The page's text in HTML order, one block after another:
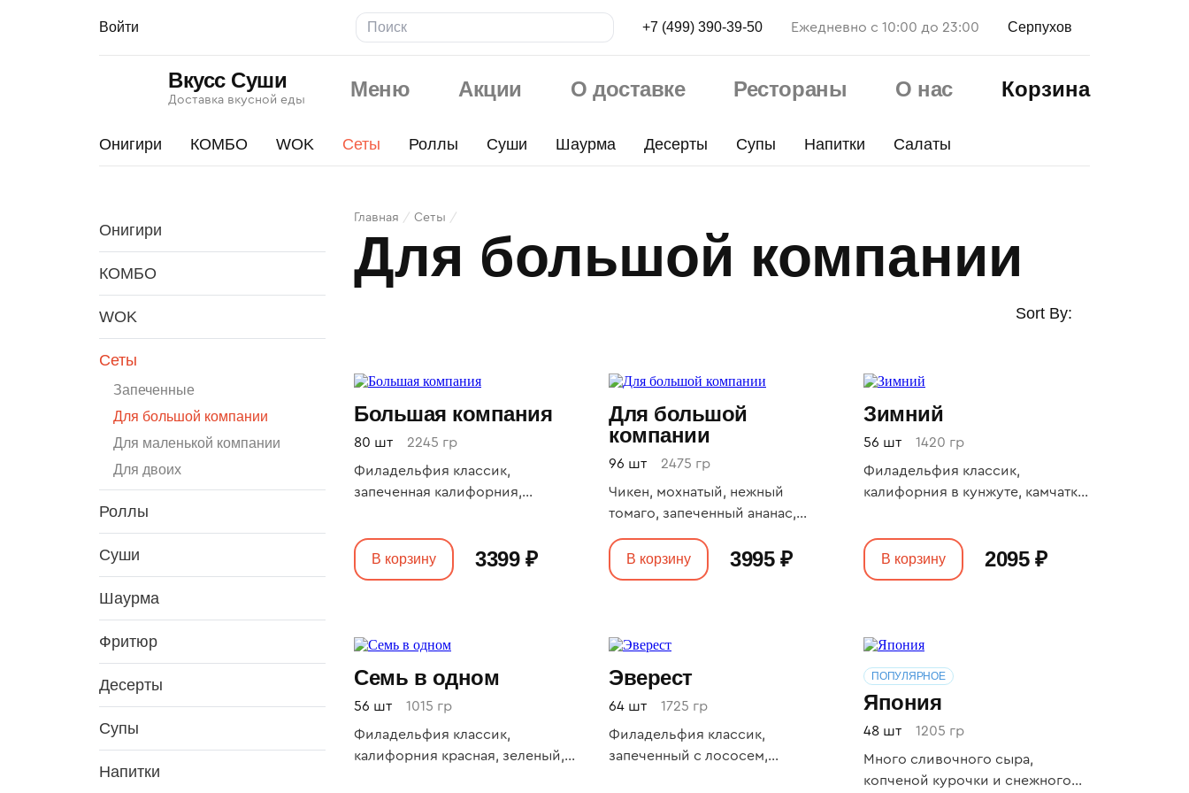
Войти +7 (499) 390-39-50 Ежедневно с 10:00 до 23:00 Серпухов
Вкусс Суши
Доставка вкусной еды Меню Акции О доставке Рестораны О нас Корзина
Онигири КОМБО WOK Сеты Роллы Суши Шаурма Десерты Супы Напитки Салаты
Главная Сеты
Для
компании
Для большой компании
Sort By:
Большая компания
80 шт
2245 гр
Филадельфия классик,
запеченная калифорния,
лососем, запеченный окунь,
филадельфия лайт, фитнес,
3399 ₽
В корзину
Для большой
компании
96 шт
2475 гр
Чикен, мохнатый, нежный
томаго, запеченный ананас,
жаренный с лосось Х/К, блюз,
чука с овощами, сливочный с
3995 ₽
В корзину
Зимний
56 шт
1420 гр
Филадельфия классик,
калифорния в кунжуте, камчатка,
2095 ₽
В корзину
Семь в одном
56 шт
1015 гр
Филадельфия классик,
калифорния красная, зеленый,
Эверест
64 шт
1725 гр
Филадельфия классик,
запеченный с лососем,
Япония
ПОПУЛЯРНОЕ
48 шт
1205 гр
Много сливочного сыра,
копченой курочки и снежного
Онигири
КОМБО
WOK
Сеты
Запеченные
Для большой компании
Для маленькой компании
Для двоих
Роллы
Суши
Шаурма
Фритюр
Десерты
Супы
Напитки